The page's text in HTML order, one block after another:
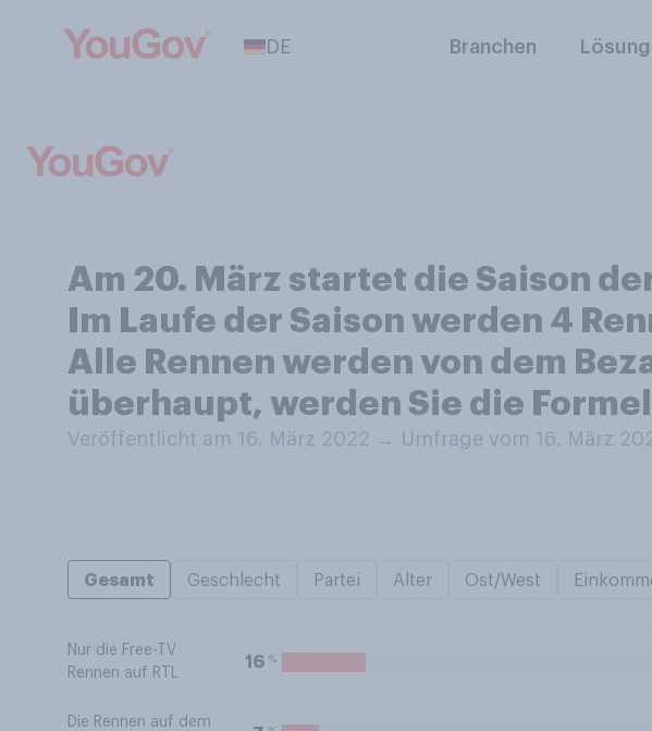
DE Branchen
Am 20. März startet die Saison
Im Laufe der Saison werden 4
Alle Rennen werden von dem
überhaupt, werden Sie die
Veröffentlicht am 16. März 2022 → Umfrage vom 16. März
Gesamt Geschlecht Partei Alter Ost/West
Nur die Free-TV
Rennen auf RTL
16 %
Die Rennen auf dem